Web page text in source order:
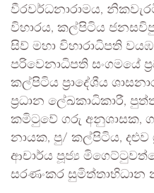
වීරවර්ධනාරාමය,
විහාරය, කල්පිටිය
සිව් මහා විහාරාධිපති
පරිවෙනාධිපති සංගමයේ
කල්පිටිය ප්‍රාදේශීය
ප්‍රධාන ලේඛකාධිකාරී,
කමිටුවේ ගරු අනුශාසක,
නායක, පු/ කල්පිටිය, දළුව
ආචාර්ය පූජ්‍ය
සරණංකර සුමිත්තාභිධාන